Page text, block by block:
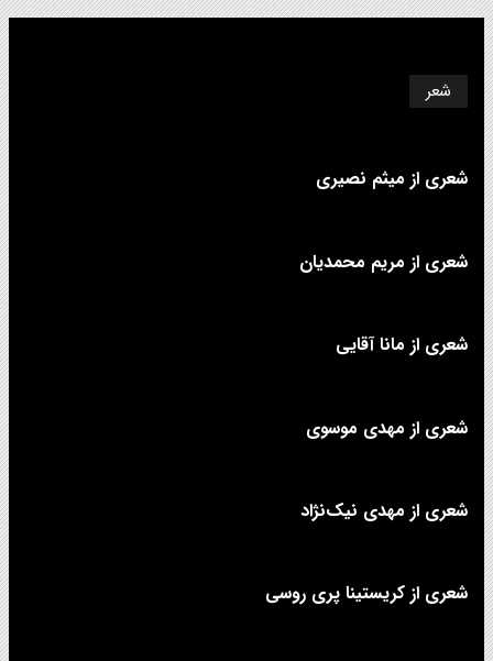
شعر
شعری از میثم نصیری
شعری از مریم محمدیان
شعری از مانا آقایی
شعری از مهدی موسوی
شعری از مهدی نیک‌نژاد
شعری از کریستینا پری روسی